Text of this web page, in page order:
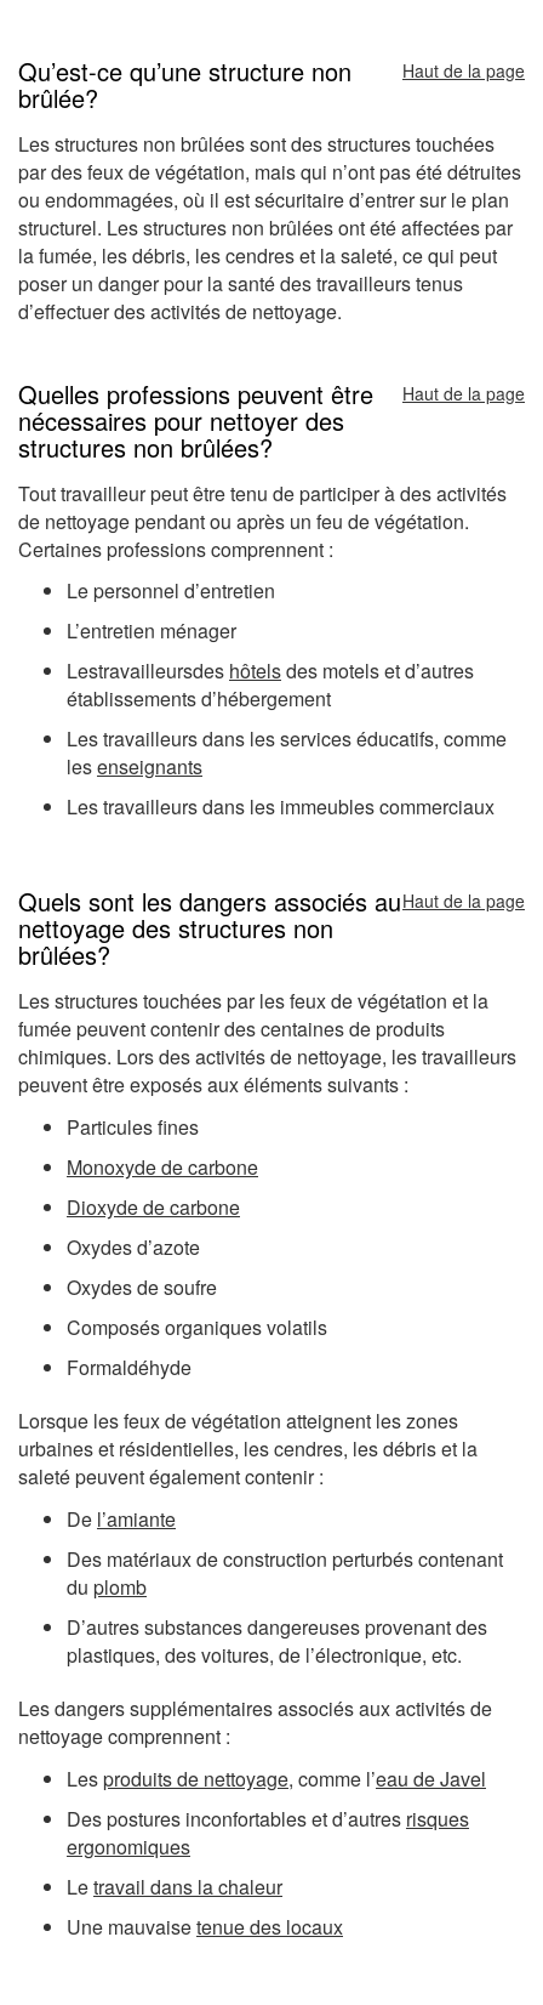
Qu’est-ce qu’une structure non
brûlée?
Haut de la page
Les structures non brûlées sont des structures touchées
par des feux de végétation, mais qui n’ont pas été détruites
ou endommagées, où il est sécuritaire d’entrer sur le plan
structurel. Les structures non brûlées ont été affectées par
la fumée, les débris, les cendres et la saleté, ce qui peut
poser un danger pour la santé des travailleurs tenus
d’effectuer des activités de nettoyage.
Quelles professions peuvent être
nécessaires pour nettoyer des
structures non brûlées?
Haut de la page
Tout travailleur peut être tenu de participer à des activités
de nettoyage pendant ou après un feu de végétation.
Certaines professions comprennent :
Le personnel d’entretien
L’entretien ménager
Lestravailleursdes hôtelsdes motels et d’autres
établissements d’hébergement
Les travailleurs dans les services éducatifs, comme
lesenseignants
Les travailleurs dans les immeubles commerciaux
Quels sont les dangers associés au
nettoyage des structures non
brûlées?
Haut de la page
Les structures touchées par les feux de végétation et la
fumée peuvent contenir des centaines de produits
chimiques. Lors des activités de nettoyage, les travailleurs
peuvent être exposés aux éléments suivants :
Particules fines
Monoxyde de carbone
Dioxyde de carbone
Oxydes d’azote
Oxydes de soufre
Composés organiques volatils
Formaldéhyde
Lorsque les feux de végétation atteignent les zones
urbaines et résidentielles, les cendres, les débris et la
saleté peuvent également contenir :
De l’amiante
Des matériaux de construction perturbés contenant
du plomb
D’autres substances dangereuses provenant des
plastiques, des voitures, de l’électronique, etc.
Les dangers supplémentaires associés aux activités de
nettoyage comprennent :
Lesproduits de nettoyage, comme l’eau de Javel
Des postures inconfortables et d’autres risques
ergonomiques
Letravail dans la chaleur
Une mauvaisetenue des locaux